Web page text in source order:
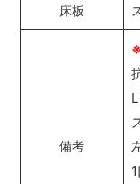
床板
備考